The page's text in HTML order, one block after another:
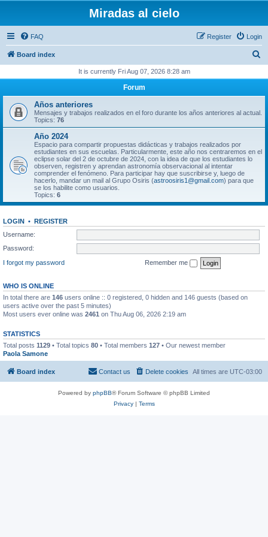
Miradas al cielo
FAQ Login
Register
Board index
r
h
It is currently Fri Aug 07, 2026 8:28 am
Forum
Años anteriores
Mensajes y trabajos realizados en el foro durante los años anteriores al actual.
Topics: 76
Año 2024
Espacio para compartir propuestas didácticas y trabajos realizados por
estudiantes en sus escuelas. Particularmente, este año nos centraremos en el
eclipse solar del 2 de octubre de 2024, con la idea de que los estudiantes lo
observen, registren y aprendan astronomía observacional al intentar
comprender el fenómeno. Para participar hay que suscribirse y, luego de
hacerlo, mandar un mail al Grupo Osiris (astroosiris1@gmail.com) para que
se los habilite como usuarios.
Topics: 6
LOGIN • REGISTER
Username:
Password:
I forgot my password
Remember me
WHO IS ONLINE
In total there are 146 users online :: 0 registered, 0 hidden and 146 guests (based on
users active over the past 5 minutes)
Most users ever online was 2461 on Thu Aug 06, 2026 2:19 am
STATISTICS
Total posts 1129 • Total topics 80 • Total members 127 • Our newest member
Paola Samone
Board index All times are UTC-03:00
Delete cookies
Contact us
Powered by phpBB® Forum Software © phpBB Limited
Privacy| Terms